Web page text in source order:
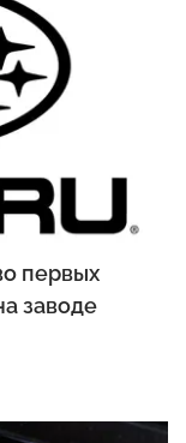
первых
заводе